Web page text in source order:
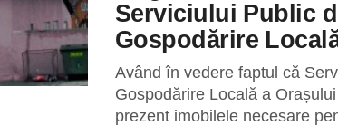
Serviciului Public
Gospodărire
Având în vedere faptul că
Gospodărire Locală a
prezent imobilele necesare